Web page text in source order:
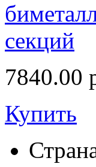
секций
7840.00
Купить